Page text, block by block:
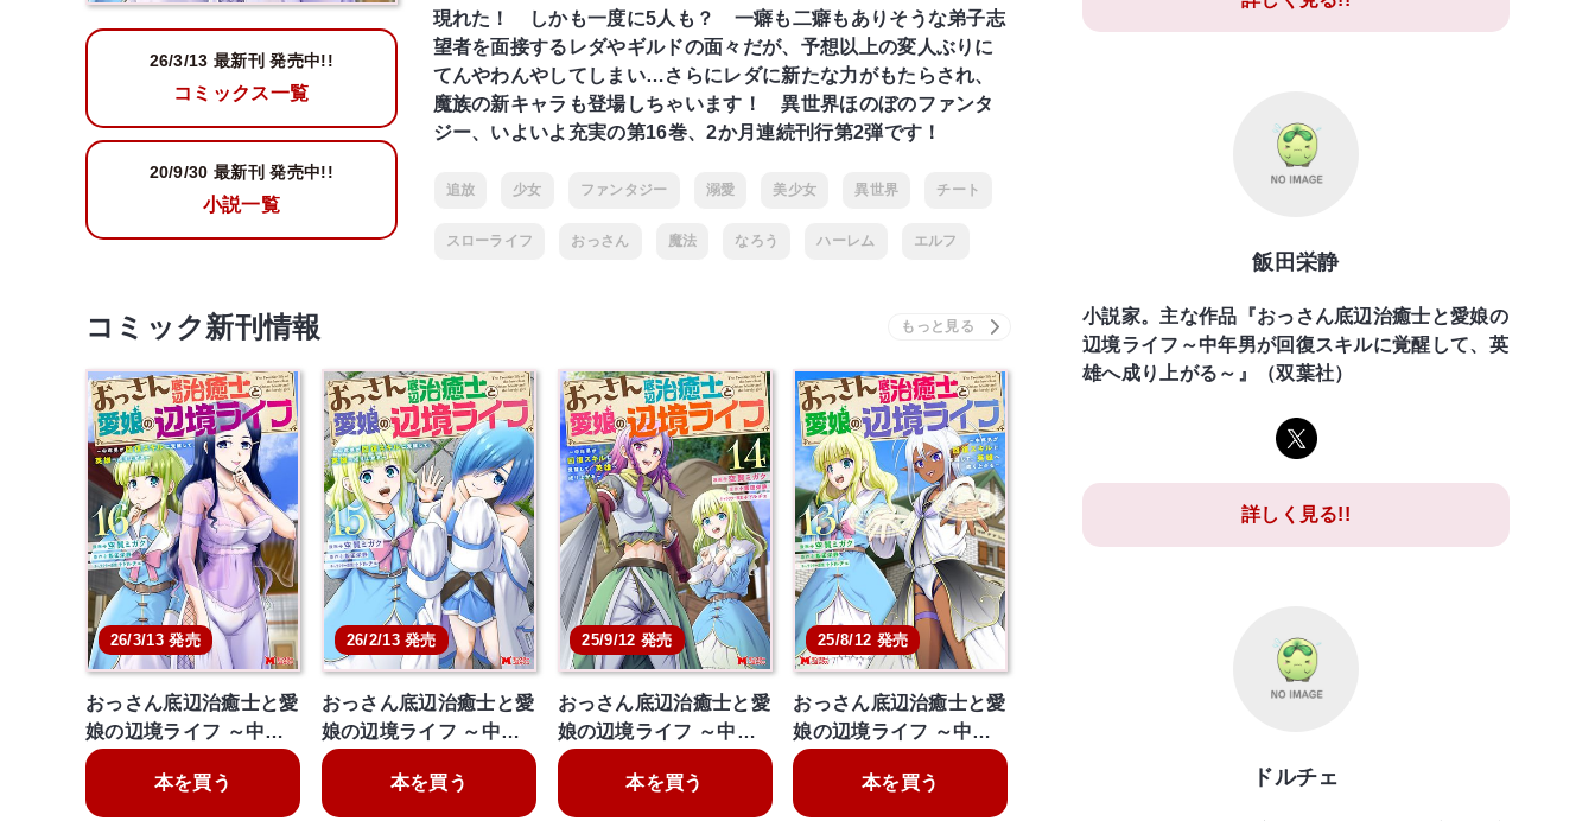
26/3/13 最新刊 発売中!!
コミックス一覧
20/9/30最新刊 発売中!!
小説一覧
現れた！ しかも一度に5人も？ 一癖も二癖もありそうな弟子志
望者を面接するレダやギルドの面々だが、予想以上の変人ぶりに
てんやわんやしてしまい…さらにレダに新たな力がもたらされ、
魔族の新キャラも登場しちゃいます！ 異世界ほのぼのファンタ
ジー、いよいよ充実の第16巻、2か月連続刊行第2弾です！
追放 少女 ファンタジー 溺愛 美少女 異世界 チート
スローライフ おっさん 魔法 なろう ハーレム エルフ
コミック新刊情報
26/3/13 発売
おっさん底辺治癒士と愛
娘の辺境ライフ ～中…
本を買う
26/2/13 発売
おっさん底辺治癒士と愛
娘の辺境ライフ ～中…
本を買う
25/9/12 発売
おっさん底辺治癒士と愛
娘の辺境ライフ ～中…
本を買う
25/8/12 発売
おっさん底辺治癒士と愛
娘の辺境ライフ ～中…
本を買う
飯田栄静
小説家。主な作品『おっさん底辺治癒士と愛娘の
辺境ライフ～中年男が回復スキルに覚醒して、英
雄へ成り上がる～』（双葉社）
詳しく見る!!
ドルチェ